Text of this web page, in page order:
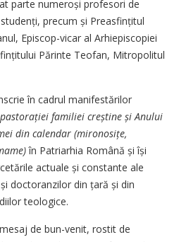
parte numeroși profesori de
precum și Preasfințitul
Episcop-vicar al Arhi­episcopiei
Părinte Teofan, Mitropolitul
în cadrul manifestărilor
familiei creștine și Anului
din calendar (miro­nosițe,
în Patriarhia Română și își
actuale și constante ale
doctoranzilor din țară și din
teologice.
de bun-venit, rostit de